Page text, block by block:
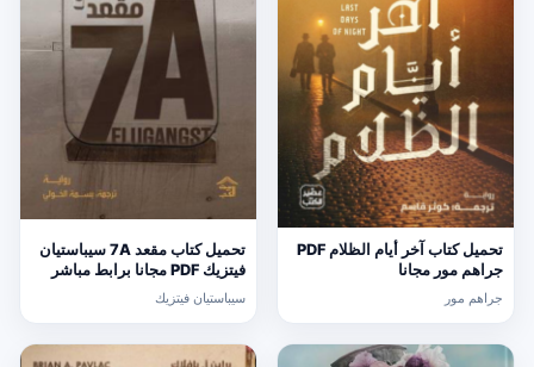
تحميل كتاب آخر أيام الظلام PDF
جراهم مور مجانا
جراهم مور
تحميل كتاب مقعد 7A سيباستيان
فيتزيك PDF مجانا برابط مباشر
سيباستيان فيتزيك